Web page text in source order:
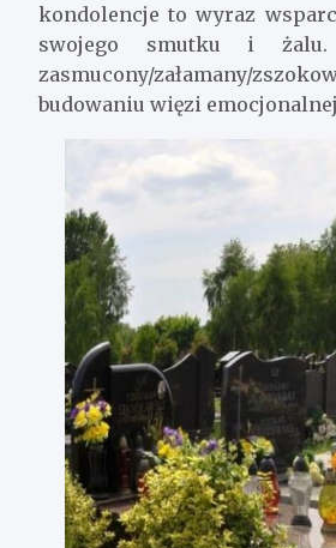
kondolencje to wyraz
swojego smutku i żalu.
zasmucony/załamany/
budowaniu więzi